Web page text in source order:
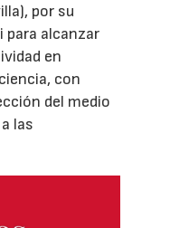
por su
para alcanzar
en
con
del medio
las